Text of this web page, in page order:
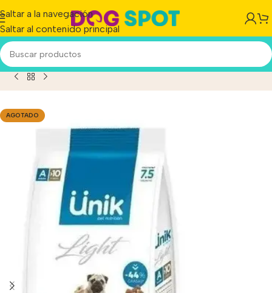
Saltar a la navegación
Saltar al contenido principal
Pequeña X 3 Kg+Power Pipeta Antipulgas De Regalo!!
AGOTADO